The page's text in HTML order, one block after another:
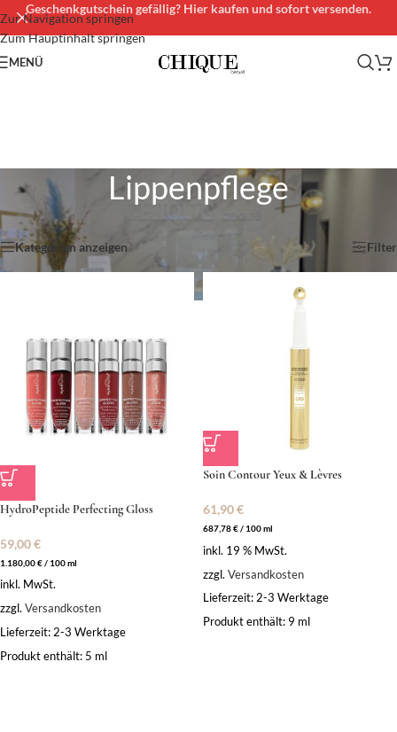
Zur Navigation springen
Zum Hauptinhalt springen
Geschenkgutschein gefällig? Hier kaufen und sofort versenden.
MENÜ
Lippenpflege
Start/Gesichtspflege Lippenpflege Alle 2 Ergebnisse werden angezeigt
Kategorien anzeigen Filter
HydroPeptide Perfecting Gloss
59,00€
1.180,00€/ 100ml
inkl. MwSt.
zzgl. Versandkosten
Lieferzeit: 2-3 Werktage
Produkt enthält: 5 ml
Soin Contour Yeux & Lèvres
61,90€
687,78€/ 100ml
inkl. 19 % MwSt.
zzgl. Versandkosten
Lieferzeit: 2-3 Werktage
Produkt enthält: 9 ml